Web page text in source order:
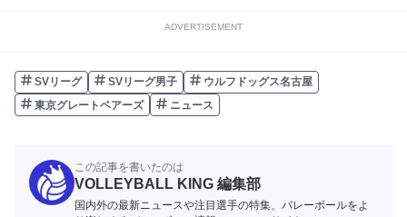
ADVERTISEMENT
SVリーグ SVリーグ男子
ウルフドッグス名古屋
東京グレートベアーズ
ニュース
この記事を書いたのは
VOLLEYBALL KING 編集部
国内外の最新ニュースや注目選手の特集、バレーボールをよ